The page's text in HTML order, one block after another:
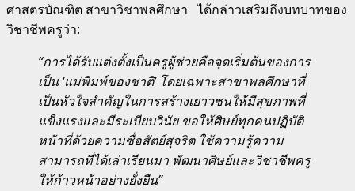
ศาสตรบัณฑิต สาขาวิชาพลศึกษา ได้กล่าวเสริมถึงบทบาทของ
วิชาชีพครูว่า:
“การได้รับแต่งตั้งเป็นครูผู้ช่วยคือจุดเริ่มต้นของการ
เป็น ‘แม่พิมพ์ของชาติ’ โดยเฉพาะสาขาพลศึกษาที่
เป็นหัวใจสำคัญในการสร้างเยาวชนให้มีสุขภาพที่
แข็งแรงและมีระเบียบวินัย ขอให้ศิษย์ทุกคนปฏิบัติ
หน้าที่ด้วยความซื่อสัตย์สุจริต ใช้ความรู้ความ
สามารถที่ได้เล่าเรียนมา พัฒนาศิษย์และวิชาชีพครู
ให้ก้าวหน้าอย่างยั่งยืน”